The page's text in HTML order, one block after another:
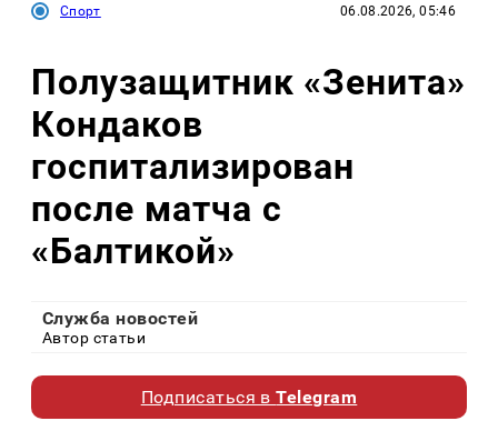
Спорт 06.08.2026, 05:46
Полузащитник «Зенита»
Кондаков
госпитализирован
после матча с
«Балтикой»
Служба новостей
Автор статьи
Подписаться вTelegram